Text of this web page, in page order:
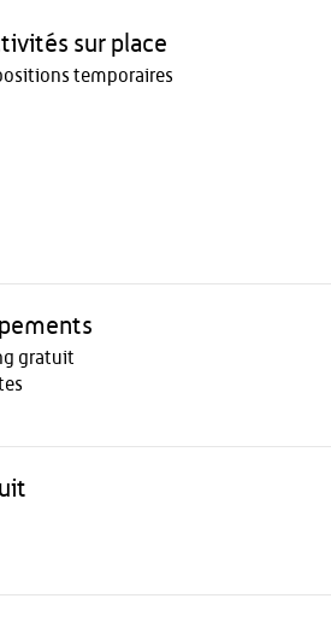
sur place
temporaires
gratuit